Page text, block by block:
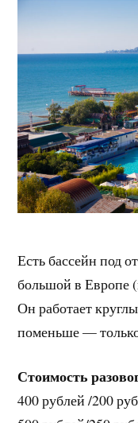
Есть бассейн под
большой в Европе
Он работает
поменьше —
Стоимость
400 рублей /200